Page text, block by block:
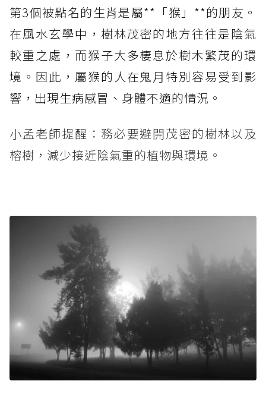
第3個被點名的生肖是屬**「猴」**的朋友。
在風水玄學中，樹林茂密的地方往往是陰氣
較重之處，而猴子大多棲息於樹木繁茂的環
境。因此，屬猴的人在鬼月特別容易受到影
響，出現生病感冒、身體不適的情況。
小孟老師提醒：務必要避開茂密的樹林以及
榕樹，減少接近陰氣重的植物與環境。